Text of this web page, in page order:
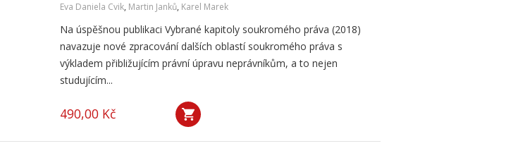
Eva Daniela Cvik, Martin Janků, Karel Marek
Na úspěšnou publikaci Vybrané kapitoly soukromého práva (2018)
navazuje nové zpracování dalších oblastí soukromého práva s
výkladem přibližujícím právní úpravu neprávníkům, a to nejen
studujícím...
490,00 Kč